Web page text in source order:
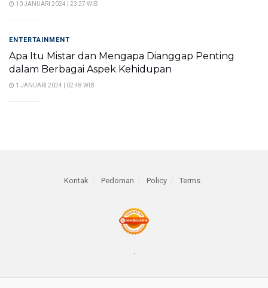
10 JANUARI 2024 | 23:27 WIB
ENTERTAINMENT
Apa Itu Mistar dan Mengapa Dianggap Penting
dalam Berbagai Aspek Kehidupan
1 JANUARI 2024 | 02:48 WIB
Kontak Pedoman Policy Terms